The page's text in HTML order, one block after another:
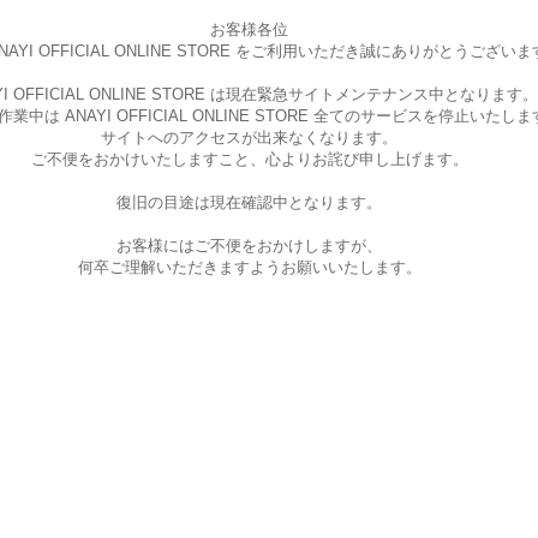
お客様各位
OFFICIAL ONLINE STORE をご利用いただき誠にありがとうございま
OFFICIAL ONLINE STORE は現在緊急サイトメンテナンス中となります。
業中は ANAYI OFFICIAL ONLINE STORE 全てのサービスを停止いたしま
サイトへのアクセスが出来なくなります。
ご不便をおかけいたしますこと、 心よりお詫び申し上げます。
復旧の目途は現在確認中となります。
お客様にはご不便をおかけしますが、
何卒ご理解いただきますようお願いいたします。